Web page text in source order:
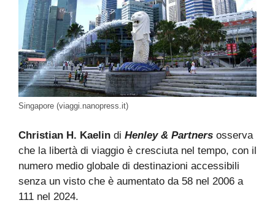
Singapore (viaggi.nanopress.it)
Christian H. Kaelin di Henley & Partners osserva
che la libertà di viaggio è cresciuta nel tempo, con il
numero medio globale di destinazioni accessibili
senza un visto che è aumentato da 58 nel 2006 a
111 nel 2024.